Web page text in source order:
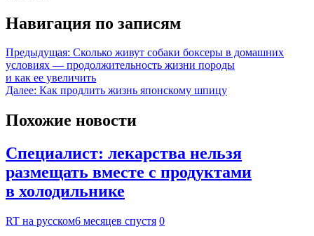
Навигация по записям
Предыдущая: Сколько живут собаки боксеры в домашних
условиях — продолжительность жизни породы
и как ее увеличить
Далее: Как продлить жизнь японскому шпицу
Похожие новости
Специалист: лекарства нельзя
размещать вместе с продуктами
в холодильнике
RT на русском6 месяцев спустя 0